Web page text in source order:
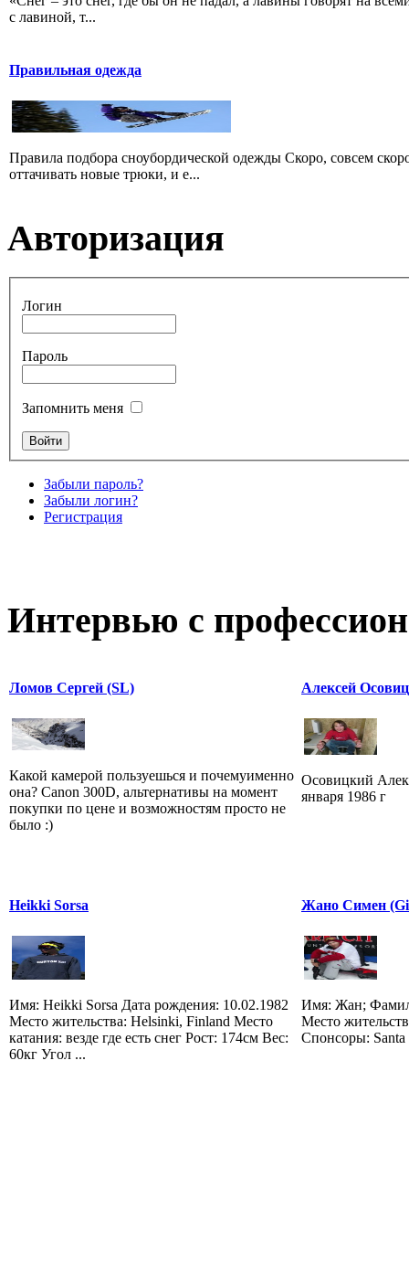
с лавиной, т...
Правильная одежда
Правила подбора сноубордической одежды Скоро, совсем
оттачивать новые трюки, и е...
Авторизация
Логин
Пароль
Запомнить меня
Забыли пароль?
Забыли логин?
Регистрация
Интервью с
Ломов Сергей (SL)
Какой камерой пользуешься и почемуименно
она? Canon 300D, альтернативы на момент
покупки по цене и возможностям просто не
было :)
Алексей
Осовицкий
января 1986 г
Heikki Sorsa
Имя: Heikki Sorsa Дата рождения: 10.02.1982
Место жительства: Helsinki, Finland Место
катания: везде где есть снег Рост: 174см Вес:
60кг Угол ...
Жано Симен
Имя: Жан;
Место
Спонсоры: Santa